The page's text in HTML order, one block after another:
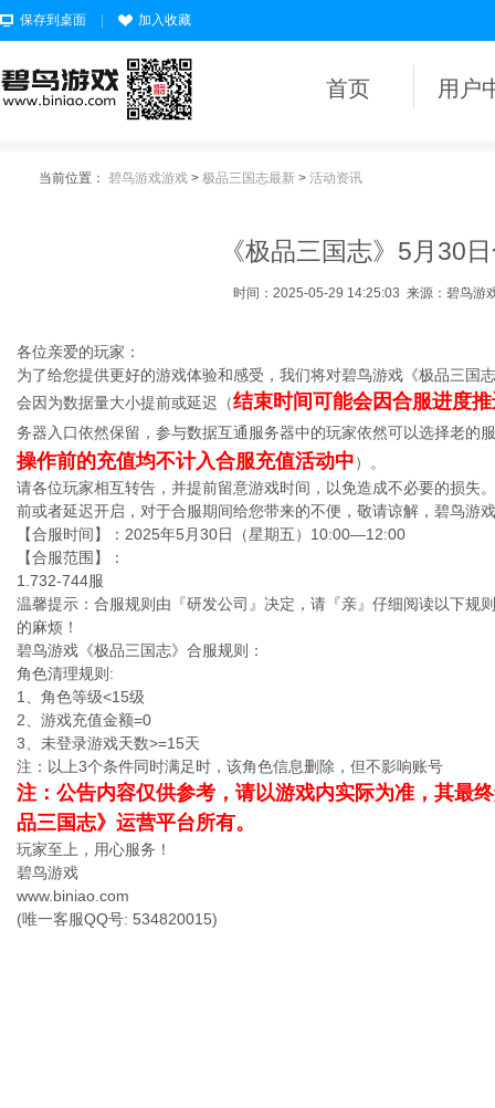
保存到桌面 加入收藏
首页 用户
当前位置： 碧鸟游戏游戏 > 极品三国志最新 > 活动资讯
《极品三国志》5月30
时间：2025-05-29 14:25:03 来源：碧鸟游
各位亲爱的玩家：
为了给您提供更好的游戏体验和感受，我们将对碧鸟游戏《极品三国
会因为数据量大小提前或延迟（结束时间可能会因合服进度
务器入口依然保留，参与数据互通服务器中的玩家依然可以选择老的
操作前的充值均不计入合服充值活动中）。
请各位玩家相互转告，并提前留意游戏时间，以免造成不必要的损失
前或者延迟开启，对于合服期间给您带来的不便，敬请谅解，碧鸟游
【合服时间】：2025年5月30日（星期五）10:00—12:00
【合服范围】：
1.732-744服
温馨提示：合服规则由『研发公司』决定，请『亲』仔细阅读以下规
的麻烦！
碧鸟游戏《极品三国志》合服规则：
角色清理规则:
1、角色等级<15级
2、游戏充值金额=0
3、未登录游戏天数>=15天
注：以上3个条件同时满足时，该角色信息删除，但不影响账号
注：公告内容仅供参考，请以游戏内实际为准，其最
品三国志》运营平台所有。
玩家至上，用心服务！
碧鸟游戏
www.biniao.com
(唯一客服QQ号: 534820015)